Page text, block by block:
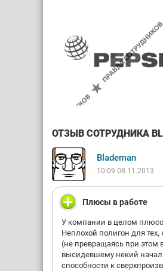
ОТЗЫВ СОТРУДНИКА
Blademan
10:09 08.11.2013
Плюсы в работе
У компании в целом
Неплохой полигон для
(не превращаясь при этом
высидевшему некий
способности к